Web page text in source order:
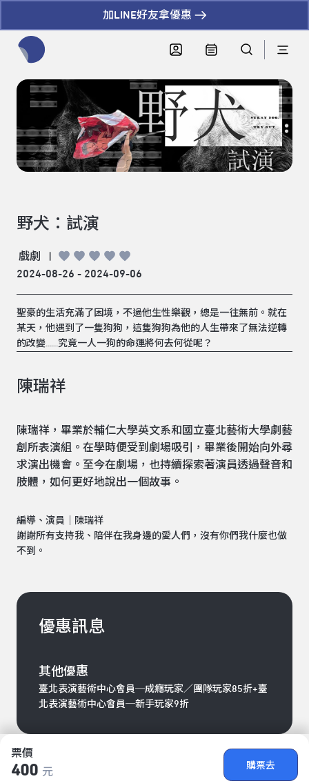
加LINE好友拿優惠
票價
400 元
購票去
野犬：試演
戲劇
|
2024-08-26 - 2024-09-06
聖豪的生活充滿了困境，不過他生性樂觀，總是一往無前。就在
某天，他遇到了一隻狗狗，這隻狗狗為他的人生帶來了無法逆轉
的改變......究竟一人一狗的命運將何去何從呢？
陳瑞祥
陳瑞祥，畢業於輔仁大學英文系和國立臺北藝術大學劇藝
創所表演組。在學時便受到劇場吸引，畢業後開始向外尋
求演出機會。至今在劇場，也持續探索著演員透過聲音和
肢體，如何更好地說出一個故事。
編導、演員｜陳瑞祥
謝謝所有支持我、陪伴在我身邊的愛人們，沒有你們我什麼也做
不到。
優惠訊息
其他優惠
臺北表演藝術中心會員─成癮玩家／團隊玩家85折+臺
北表演藝術中心會員─新手玩家9折